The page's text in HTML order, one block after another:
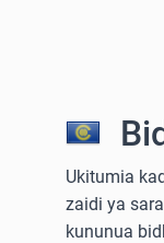
Ukitumia
zaidi ya
kununua